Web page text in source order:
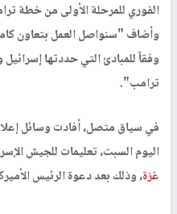
الفوري للمرحلة الأولى من خطة
وأضاف "سنواصل العمل بتعاون
وفقاً للمبادئ التي حددتها
ترامب".
في سياق متصل، أفادت وسائل
اليوم السبت، تعليمات للجيش
غزة، وذلك بعد دعوة الرئيس